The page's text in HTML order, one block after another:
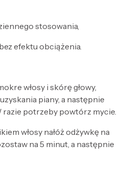
stosowania,
efektu obciążenia.
włosy i skórę głowy,
piany, a następnie
razie potrzeby powtórz mycie.
włosy nałóż odżywkę na
na 5 minut, a następnie